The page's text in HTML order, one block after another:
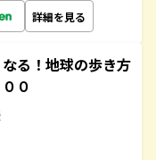
詳細を見る
る！地球の歩き方
０